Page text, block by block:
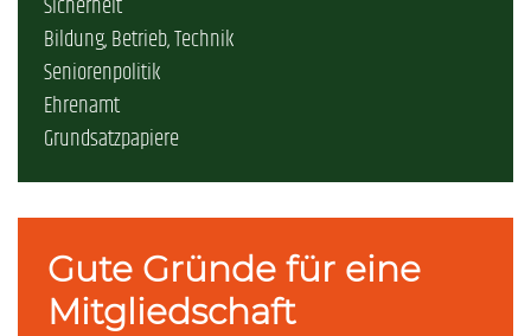
Sicherheit
Bildung, Betrieb, Technik
Seniorenpolitik
Ehrenamt
Grundsatzpapiere
Gute Gründe für eine
Mitgliedschaft